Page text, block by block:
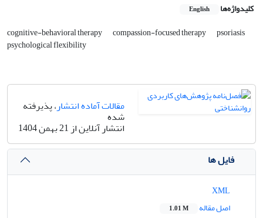
کلیدواژه‌ها English
cognitive-behavioral therapy compassion-focused therapy psoriasis
psychological flexibility
مقالات آماده انتشار، پذیرفته
شده
انتشار آنلاین از 21 بهمن 1404
فایل ها
اصل مقاله
1.01 M